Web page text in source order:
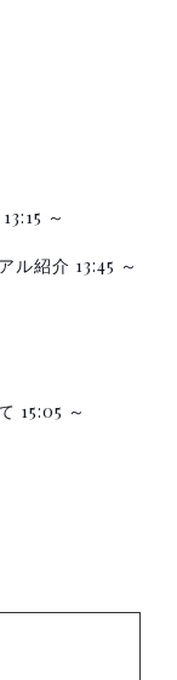
～
ル紹介 13:45 ～
15:05 ～